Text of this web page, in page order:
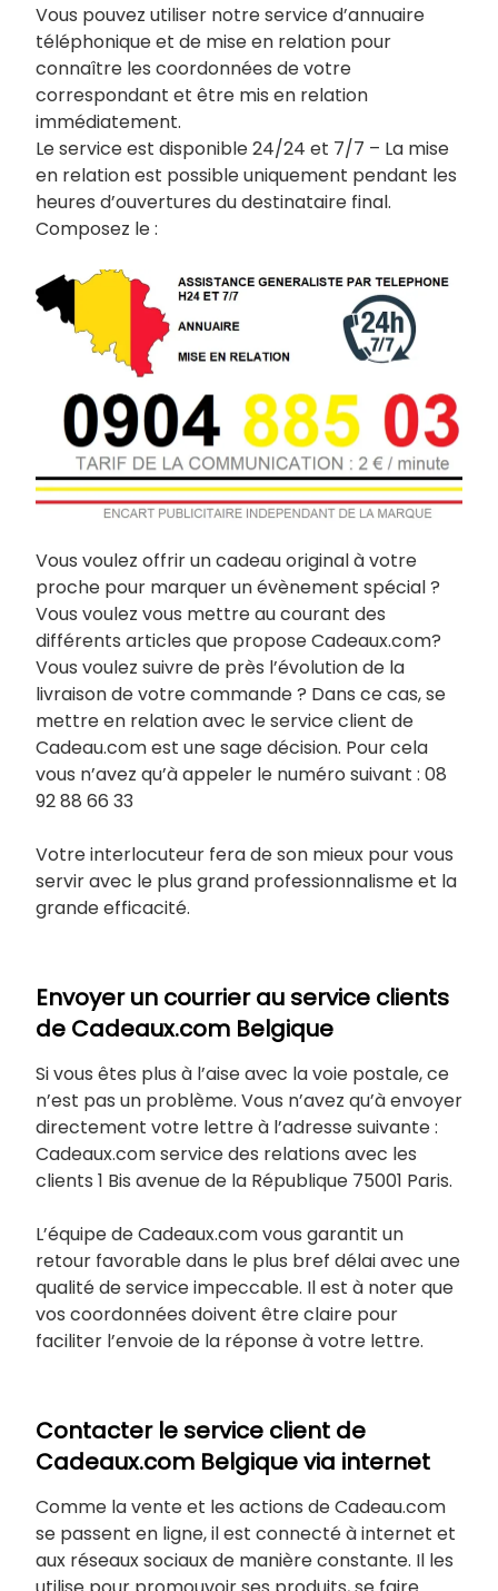
Vous pouvez utiliser notre service d’annuaire
téléphonique et de mise en relation pour
connaître les coordonnées de votre
correspondant et être mis en relation
immédiatement.
Le service est disponible 24/24 et 7/7 – La mise
en relation est possible uniquement pendant les
heures d’ouvertures du destinataire final.
Composez le :
Vous voulez offrir un cadeau original à votre
proche pour marquer un évènement spécial ?
Vous voulez vous mettre au courant des
différents articles que propose Cadeaux.com?
Vous voulez suivre de près l’évolution de la
livraison de votre commande ? Dans ce cas, se
mettre en relation avec le service client de
Cadeau.com est une sage décision. Pour cela
vous n’avez qu’à appeler le numéro suivant : 08
92 88 66 33
Votre interlocuteur fera de son mieux pour vous
servir avec le plus grand professionnalisme et la
grande efficacité.
Envoyer un courrier au service clients
de Cadeaux.com Belgique
Si vous êtes plus à l’aise avec la voie postale, ce
n’est pas un problème. Vous n’avez qu’à envoyer
directement votre lettre à l’adresse suivante :
Cadeaux.com service des relations avec les
clients 1 Bis avenue de la République 75001 Paris.
L’équipe de Cadeaux.com vous garantit un
retour favorable dans le plus bref délai avec une
qualité de service impeccable. Il est à noter que
vos coordonnées doivent être claire pour
faciliter l’envoie de la réponse à votre lettre.
Contacter le service client de
Cadeaux.com Belgique via internet
Comme la vente et les actions de Cadeau.com
se passent en ligne, il est connecté à internet et
aux réseaux sociaux de manière constante. Il les